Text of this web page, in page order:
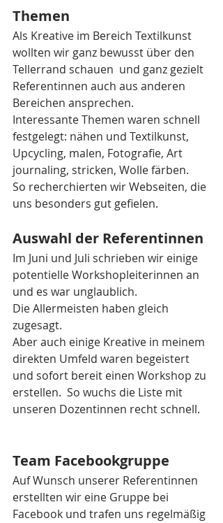
Themen
Als Kreative im Bereich Textilkunst
wollten wir ganz bewusst über den
Tellerrand schauen  und ganz gezielt
Referentinnen auch aus anderen
Bereichen ansprechen.
Interessante Themen waren schnell
festgelegt: nähen und Textilkunst,
Upcycling, malen, Fotografie, Art
journaling, stricken, Wolle färben.
So recherchierten wir Webseiten, die
uns besonders gut gefielen.
Auswahl der Referentinnen
Im Juni und Juli schrieben wir einige
potentielle Workshopleiterinnen an
und es war unglaublich.
Die Allermeisten haben gleich
zugesagt.
Aber auch einige Kreative in meinem
direkten Umfeld waren begeistert
und sofort bereit einen Workshop zu
erstellen.  So wuchs die Liste mit
unseren Dozentinnen recht schnell.
Team Facebookgruppe
Auf Wunsch unserer Referentinnen
erstellten wir eine Gruppe bei
Facebook und trafen uns regelmäßig